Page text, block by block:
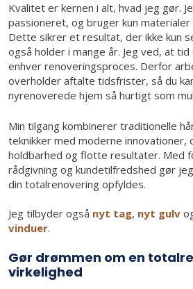
Kvalitet er kernen i alt, hvad jeg gør.
passioneret, og bruger kun
Dette sikrer et resultat, der ikke kun
også holder i mange år. Jeg ved, at
enhver renoveringsproces. Derfor
overholder aftalte tidsfrister, så du
nyrenoverede hjem så hurtigt som
​Min tilgang kombinerer traditionelle
teknikker med moderne innovationer,
holdbarhed og flotte resultater. Med
rådgivning og kundetilfredshed gør
din totalrenovering opfyldes.
Jeg tilbyder også nyt tag, nyt gulv
vinduer.
Gør drømmen om en
virkelighed